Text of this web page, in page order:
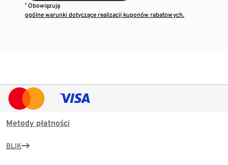
¹ Obowiązują
ogólne warunki dotyczące realizacji kuponów rabatowych.
Metody płatności
BLIK